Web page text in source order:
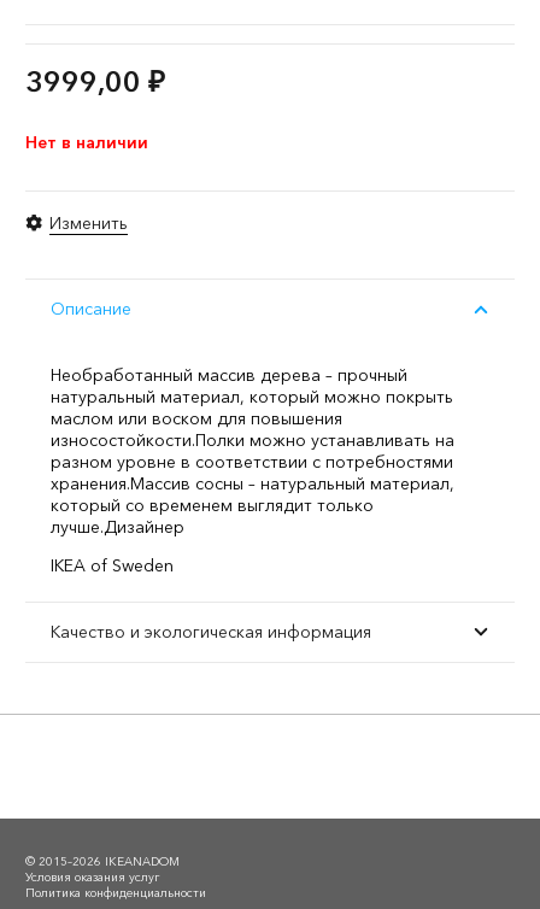
3999,00 ₽
Нет в наличии
Изменить
Описание
Необработанный массив дерева – прочный
натуральный материал, который можно покрыть
маслом или воском для повышения
износостойкости.Полки можно устанавливать на
разном уровне в соответствии с потребностями
хранения.Массив сосны – натуральный материал,
который со временем выглядит только
лучше.Дизайнер
IKEA of Sweden
Качество и экологическая информация
© 2015–2026 IKEANADOM
Условия оказания услуг
Политика конфиденциальности